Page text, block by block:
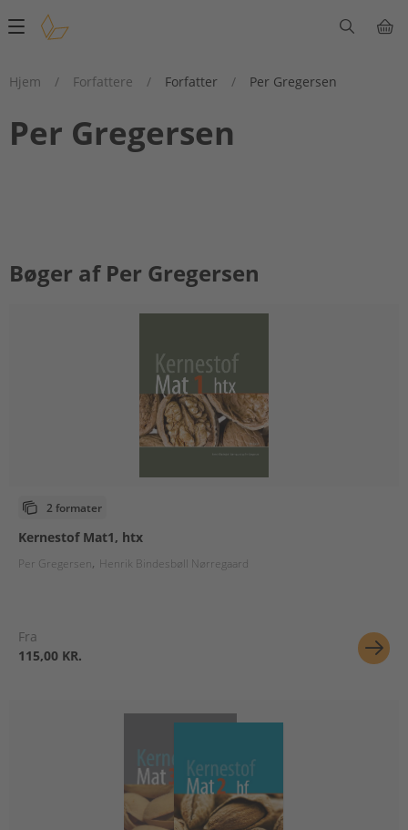
Main
Hjem
/ Forfattere / Forfatter / Per Gregersen
Per Gregersen
Bøger af Per Gregersen
2 formater
Kernestof Mat1, htx
Per Gregersen Henrik Bindesbøll Nørregaard
Fra
115,00 KR.